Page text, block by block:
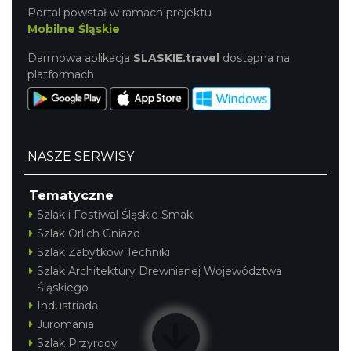
CO, GDZIE, KIEDY W KATOWICACH 3-
9.08.2026
Katowice
Kult – Pomarańczowa Trasa 2026
Katowice
21.69 km
Portal powstał w ramach projektu
Mobilne Śląskie
Darmowa aplikacja SLASKIE.travel dostępna na
platformach
NASZE SERWISY
Tematyczne
Szlak i Festiwal Śląskie Smaki
Szlak Orlich Gniazd
Szlak Zabytków Techniki
Szlak Architektury Drewnianej Województwa
Śląskiego
Industriada
Juromania
Szlak Przyrody